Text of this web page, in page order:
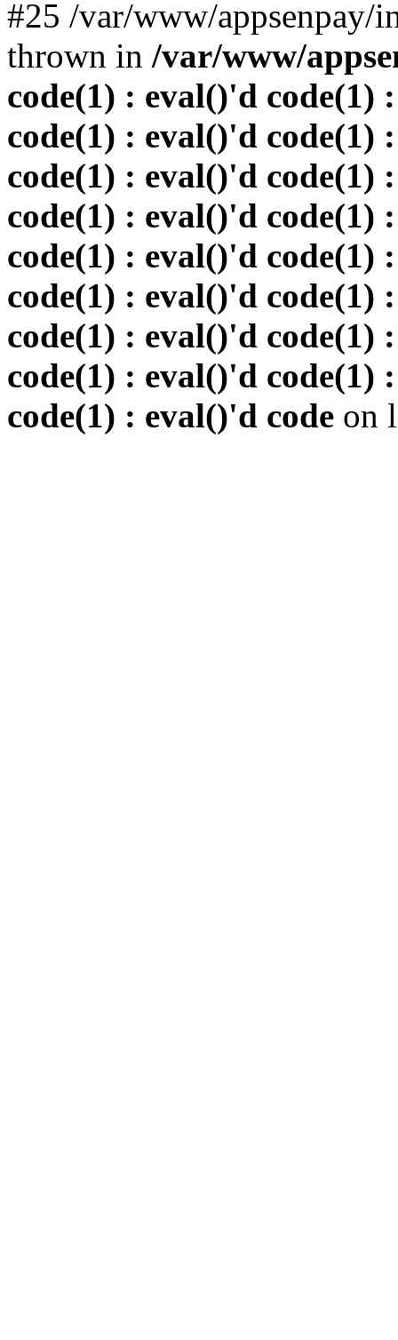
#25 /var/www/
thrown in /var/www/
code(1) : eval()'d code(1)
code(1) : eval()'d code(1)
code(1) : eval()'d code(1)
code(1) : eval()'d code(1)
code(1) : eval()'d code(1)
code(1) : eval()'d code(1)
code(1) : eval()'d code(1)
code(1) : eval()'d code(1)
code(1) : eval()'d code on